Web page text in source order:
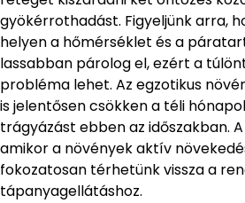
gyökérrothadást. Figyeljünk arra,
helyen a hőmérséklet és a
lassabban párolog el, ezért a
probléma lehet. Az egzotikus
is jelentősen csökken a téli
trágyázást ebben az időszakban.
amikor a növények aktív
fokozatosan térhetünk vissza a
tápanyagellátáshoz.